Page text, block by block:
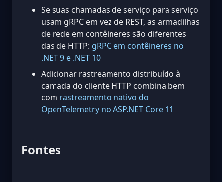
Se suas chamadas de serviço para serviço
usam gRPC em vez de REST, as armadilhas
de rede em contêineres são diferentes
das de HTTP: gRPC em contêineres no
.NET 9 e .NET 10
Adicionar rastreamento distribuído à
camada do cliente HTTP combina bem
com rastreamento nativo do
OpenTelemetry no ASP.NET Core 11
Fontes